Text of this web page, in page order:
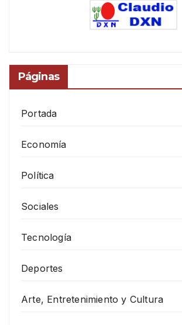
Páginas
Portada
Economía
Política
Sociales
Tecnología
Deportes
Arte, Entretenimiento y Cultura